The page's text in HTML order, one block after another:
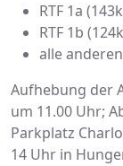
RTF 1a
RTF 1b
alle anderen
Aufhebung der
um 11.00 Uhr;
Parkplatz
14 Uhr in